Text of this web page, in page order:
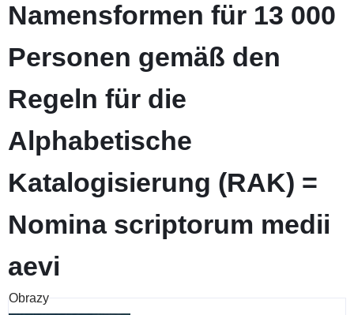
Namensformen für 13 000
Personen gemäß den
Regeln für die
Alphabetische
Katalogisierung (RAK) =
Nomina scriptorum medii
aevi
Obrazy